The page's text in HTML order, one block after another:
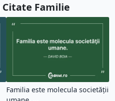
Citate Familie
Familia este molecula societăţii